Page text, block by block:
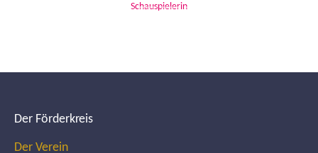
Schauspielerin
Der Förderkreis
Der Verein